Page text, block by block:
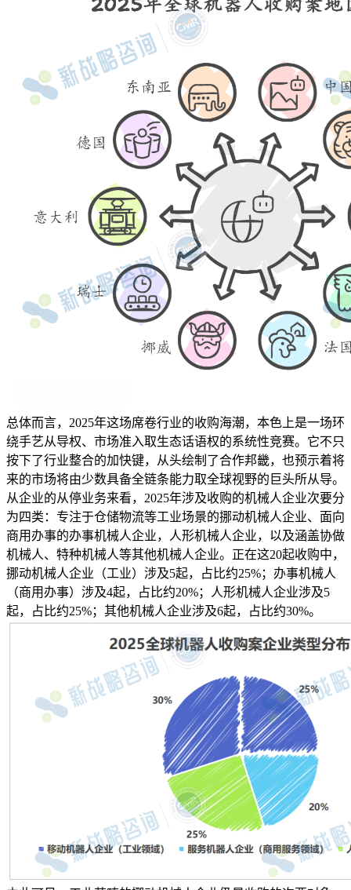
总体而言，2025年这场席卷行业的收购海潮，本色上是一场环
绕手艺从导权、市场准入取生态话语权的系统性竞赛。它不只
按下了行业整合的加快键，从头绘制了合作邦畿，也预示着将
来的市场将由少数具备全链条能力取全球视野的巨头所从导。
从企业的从停业务来看，2025年涉及收购的机械人企业次要分
为四类：专注于仓储物流等工业场景的挪动机械人企业、面向
商用办事的办事机械人企业，人形机械人企业，以及涵盖协做
机械人、特种机械人等其他机械人企业。正在这20起收购中，
挪动机械人企业（工业）涉及5起，占比约25%；办事机械人
（商用办事）涉及4起，占比约20%；人形机械人企业涉及5
起，占比约25%；其他机械人企业涉及6起，占比约30%。